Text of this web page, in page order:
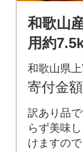
和歌山
用約
かせま
田町)
和歌山県
寄付金額
訳あり品
らず美味
けますの